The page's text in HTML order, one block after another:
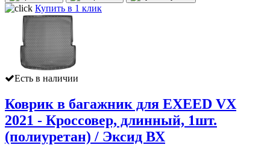
Купить в 1 клик
Есть в наличии
Коврик в багажник для EXEED VX
2021 - Кроссовер, длинный, 1шт.
(полиуретан) / Эксид ВХ